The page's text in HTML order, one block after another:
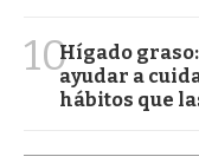
10Hígado
ayudar a
hábitos que